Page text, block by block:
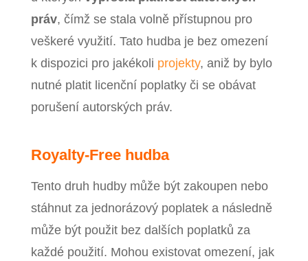
práv, čímž se stala volně přístupnou pro
veškeré využití. Tato hudba je bez omezení
k dispozici pro jakékoli projekty, aniž by bylo
nutné platit licenční poplatky či se obávat
porušení autorských práv.
Royalty-Free hudba
Tento druh hudby může být zakoupen nebo
stáhnut za jednorázový poplatek a následně
může být použit bez dalších poplatků za
každé použití. Mohou existovat omezení, jak